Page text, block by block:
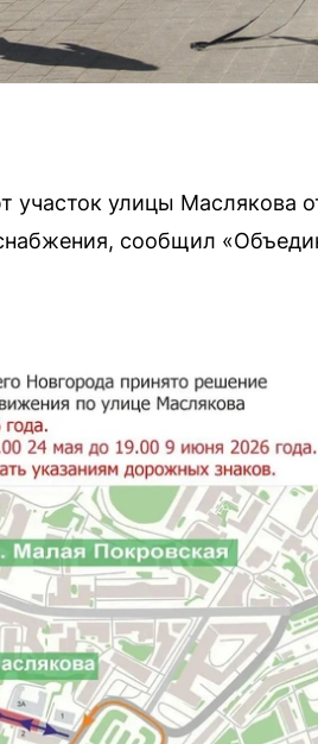
участок улицы Маслякова
сообщил